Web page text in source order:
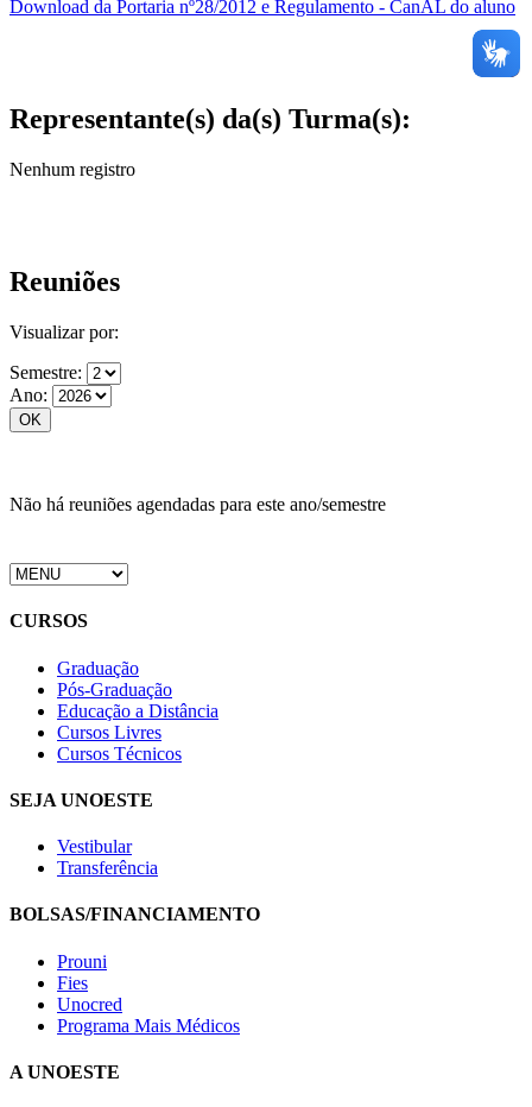
Download da Portaria nº28/2012 e Regulamento - CanAL do aluno
Representante(s) da(s) Turma(s):
Nenhum registro
Reuniões
Visualizar por:
Semestre:
Ano:
Não há reuniões agendadas para este ano/semestre
CURSOS
Graduação
Pós-Graduação
Educação a Distância
Cursos Livres
Cursos Técnicos
SEJA UNOESTE
Vestibular
Transferência
BOLSAS/FINANCIAMENTO
Prouni
Fies
Unocred
Programa Mais Médicos
A UNOESTE